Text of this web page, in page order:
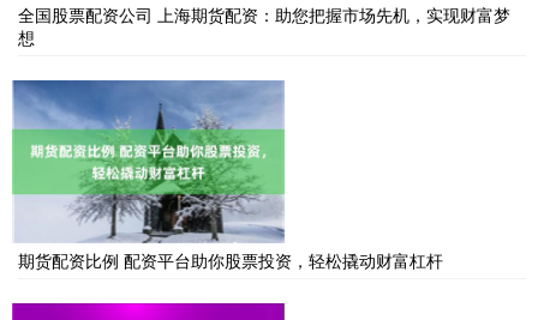
全国股票配资公司 上海期货配资：助您把握市场先机，实现财富梦
想
期货配资比例 配资平台助你股票投资，轻松撬动财富杠杆